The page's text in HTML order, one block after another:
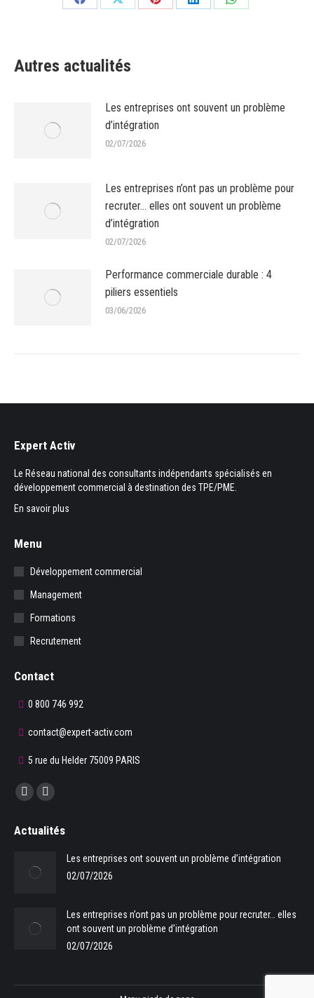
PartagerPartagerPartagerPartagerPartager
Autres actualités
Les entreprises ont souvent un problème
d’intégration
02/07/2026
Les entreprises n’ont pas un problème pour
recruter… elles ont souvent un problème
d’intégration
02/07/2026
Performance commerciale durable : 4
piliers essentiels
03/06/2026
Expert Activ
Le Réseau national des consultants indépendants spécialisés en
développement commercial à destination des TPE/PME.
En savoir plus
Menu
Développement commercial
Management
Formations
Recrutement
Contact
0 800 746 992
contact@expert-activ.com
5 rue du Helder 75009 PARIS
Trouvez nous sur :
La
Facebook
dans
fenêtre
La
LinkedIn
s'ouvre
nouvelle
fenêtre
Actualités
Les entreprises ont souvent un problème d’intégration
02/07/2026
Les entreprises n’ont pas un problème pour recruter… elles
ont souvent un problème d’intégration
02/07/2026